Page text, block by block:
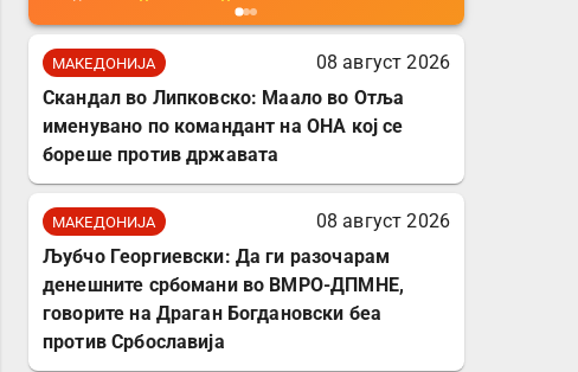
мобилни телефони,
комплет за заштита на
МАКЕДОНИЈА
08 август 2026
Скандал во Липковско: Маало во Отља
именувано по командант на ОНА кој се
бореше против државата
МАКЕДОНИЈА
08 август 2026
Љубчо Георгиевски: Да ги разочарам
денешните србомани во ВМРО-ДПМНЕ,
говорите на Драган Богдановски беа
против Србославија